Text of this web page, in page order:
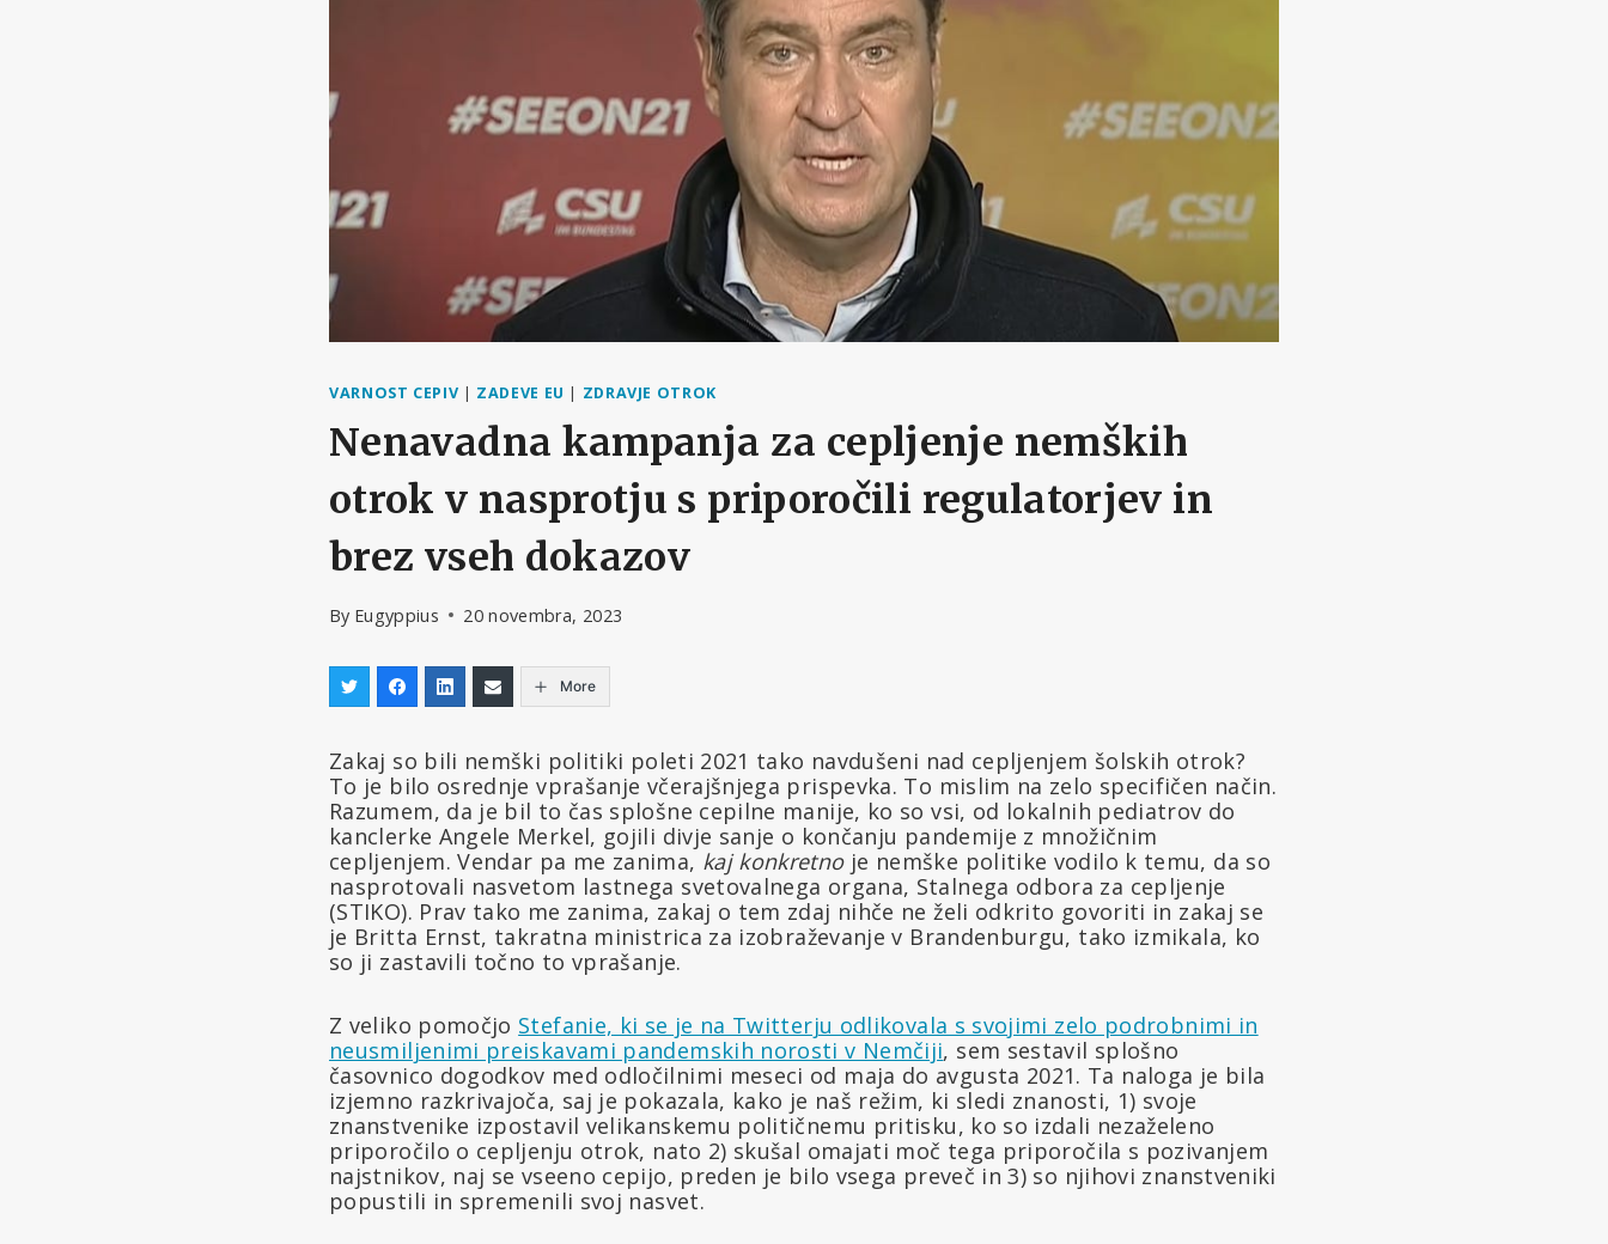
VARNOST CEPIV | ZADEVE EU | ZDRAVJE OTROK
Nenavadna kampanja za cepljenje nemških
otrok v nasprotju s priporočili regulatorjev in
brez vseh dokazov
By Eugyppius 20 novembra, 2023
More
Zakaj so bili nemški politiki poleti 2021 tako navdušeni nad cepljenjem šolskih otrok?
To je bilo osrednje vprašanje včerajšnjega prispevka. To mislim na zelo specifičen način.
Razumem, da je bil to čas splošne cepilne manije, ko so vsi, od lokalnih pediatrov do
kanclerke Angele Merkel, gojili divje sanje o končanju pandemije z množičnim
cepljenjem. Vendar pa me zanima, kaj konkretnoje nemške politike vodilo k temu, da so
nasprotovali nasvetom lastnega svetovalnega organa, Stalnega odbora za cepljenje
(STIKO). Prav tako me zanima, zakaj o tem zdaj nihče ne želi odkrito govoriti in zakaj se
je Britta Ernst, takratna ministrica za izobraževanje v Brandenburgu, tako izmikala, ko
so ji zastavili točno to vprašanje.
Z veliko pomočjo Stefanie, ki se je na Twitterju odlikovala s svojimi zelo podrobnimi in
neusmiljenimi preiskavami pandemskih norosti v Nemčiji, sem sestavil splošno
časovnico dogodkov med odločilnimi meseci od maja do avgusta 2021. Ta naloga je bila
izjemno razkrivajoča, saj je pokazala, kako je naš režim, ki sledi znanosti, 1) svoje
znanstvenike izpostavil velikanskemu političnemu pritisku, ko so izdali nezaželeno
priporočilo o cepljenju otrok, nato 2) skušal omajati moč tega priporočila s pozivanjem
najstnikov, naj se vseeno cepijo, preden je bilo vsega preveč in 3) so njihovi znanstveniki
popustili in spremenili svoj nasvet.